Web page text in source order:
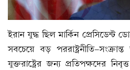
ইরান যুদ্ধ ছিল মার্কিন প্রেসিডেন্ট
সবচেয়ে বড় পররাষ্ট্রনীতি-
যুক্তরাষ্ট্রের জন্য প্রতিপক্ষদের